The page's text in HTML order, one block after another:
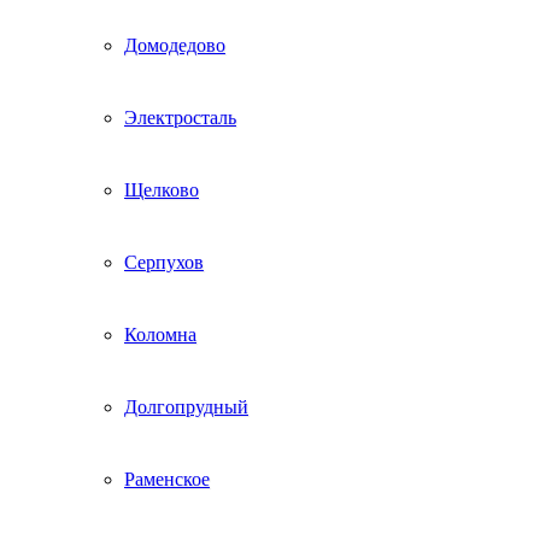
Домодедово
Электросталь
Щелково
Серпухов
Коломна
Долгопрудный
Раменское